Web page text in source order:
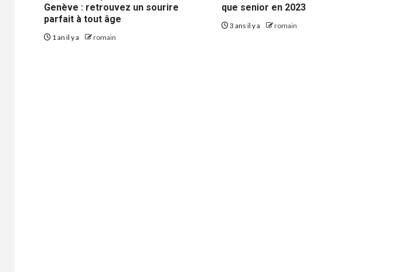
Genève : retrouvez un sourire
parfait à tout âge
1 an il y a romain
que senior en 2023
3 ans il y a romain